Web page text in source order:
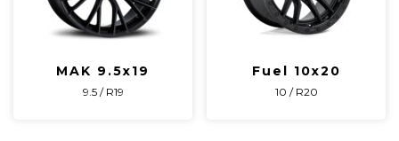
MAK 9.5x19
9.5 / R19
Fuel 10x20
10 / R20